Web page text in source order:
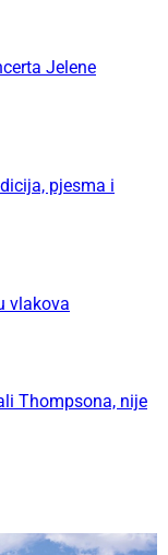
Jelene
pjesma i
vlakova
Thompsona, nije